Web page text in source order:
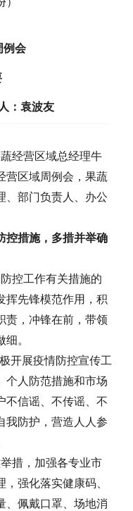
例会
：袁波友
经营区域总经理牛
营区域周例会，果蔬
、部门负责人、办公
控措施，多措并举确
控工作有关措施的
挥先锋模范作用，积
责，冲锋在前，带领
。
开展疫情防控宣传工
个人防范措施和市场
不信谣、不传谣、不
我防护，营造人人参
措，加强各专业市
强化落实健康码、
、佩戴口罩、场地消